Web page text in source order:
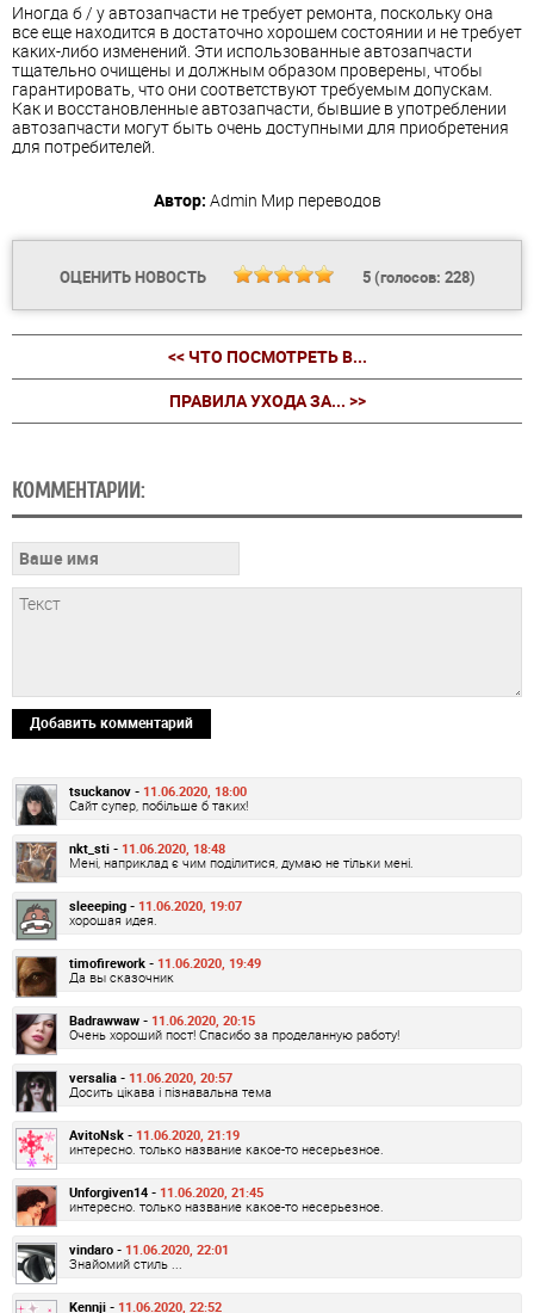
Иногда б / у автозапчасти не требует ремонта, поскольку она
все еще находится в достаточно хорошем состоянии и не требует
каких-либо изменений. Эти использованные автозапчасти
тщательно очищены и должным образом проверены, чтобы
гарантировать, что они соответствуют требуемым допускам.
Как и восстановленные автозапчасти, бывшие в употреблении
автозапчасти могут быть очень доступными для приобретения
для потребителей.
Автор: Admin Мир переводов
ОЦЕНИТЬ НОВОСТЬ 5(голосов: 228)
<< ЧТО ПОСМОТРЕТЬ В...
ПРАВИЛА УХОДА ЗА... >>
КОММЕНТАРИИ:
Добавить комментарий
tsuckanov - 11.06.2020, 18:00
Сайт супер, побільше б таких!
nkt_sti - 11.06.2020, 18:48
Мені, наприклад є чим поділитися, думаю не тільки мені.
sleeeping - 11.06.2020, 19:07
хорошая идея.
timofirework - 11.06.2020, 19:49
Да вы сказочник
Badrawwaw - 11.06.2020, 20:15
Очень хороший пост! Спасибо за проделанную работу!
versalia - 11.06.2020, 20:57
Досить цікава і пізнавальна тема
AvitoNsk - 11.06.2020, 21:19
интересно. только название какое-то несерьезное.
Unforgiven14 - 11.06.2020, 21:45
интересно. только название какое-то несерьезное.
vindaro - 11.06.2020, 22:01
Знайомий стиль ...
Kennji - 11.06.2020, 22:52